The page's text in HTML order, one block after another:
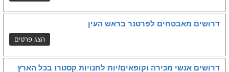
דרושים מאבטחים לפרטנר בראש העין
דרושים אנשי מכירה וקופאים/יות לחנויות קסטרו בכל הארץ